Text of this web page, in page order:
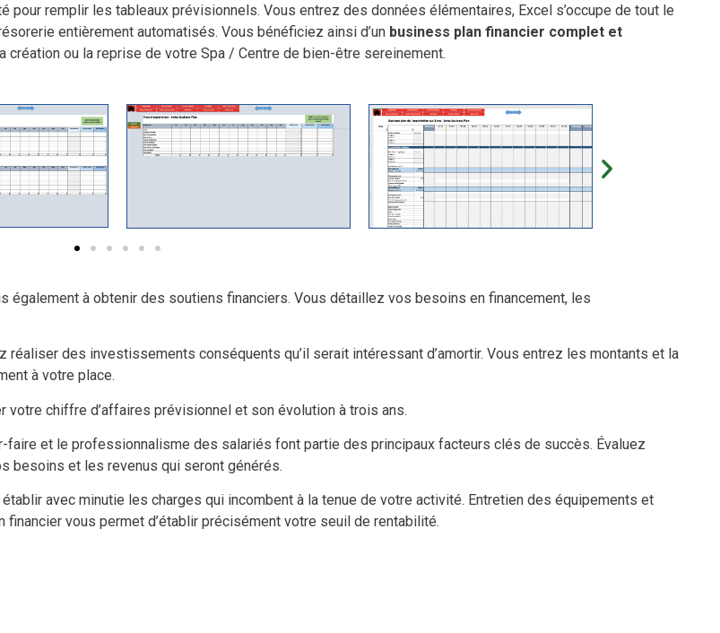
remplir les tableaux prévisionnels. Vous entrez des données élémentaires, Excel s’occupe de tout le
entièrement automatisés. Vous bénéficiez ainsi d’un business plan financier complet et
création ou la reprise de votre Spa / Centre de bien-être sereinement.
également à obtenir des soutiens financiers. Vous détaillez vos besoins en financement, les
réaliser des investissements conséquents qu’il serait intéressant d’amortir. Vous entrez les montants et la
à votre place.
votre chiffre d’affaires prévisionnel et son évolution à trois ans.
faire et le professionnalisme des salariés font partie des principaux facteurs clés de succès. Évaluez
besoins et les revenus qui seront générés.
avec minutie les charges qui incombent à la tenue de votre activité. Entretien des équipements et
vous permet d’établir précisément votre seuil de rentabilité.